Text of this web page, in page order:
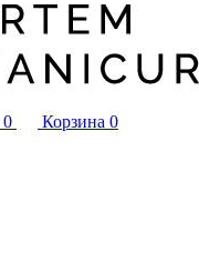
0 Корзина 0